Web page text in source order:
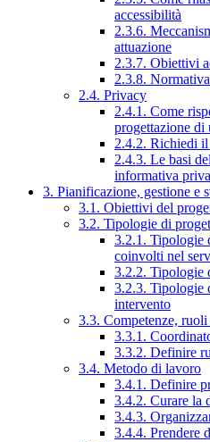
accessibilità
2.3.6.
attuazione
2.3.7. Obiettivi
2.3.8.
2.4. Privacy
2.4.1. Come
progettazione di
2.4.2. Richiedi il
2.4.3. Le basi
informativa
3. Pianificazione, gestione e
3.1. Obiettivi del
3.2. Tipologie di
3.2.1. Tipologie
coinvolti nel
3.2.2. Tipologie
3.2.3. Tipologie
intervento
3.3. Competenze,
3.3.1.
3.3.2. Definire
3.4. Metodo di lavoro
3.4.1. Definire
3.4.2. Curare la
3.4.3.
3.4.4. Prendere